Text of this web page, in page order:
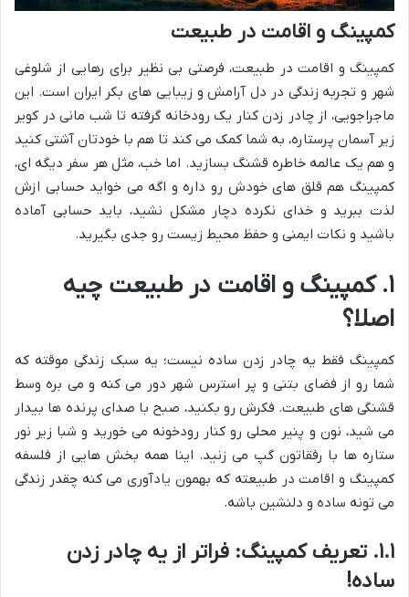
کمپینگ و اقامت در طبیعت
کمپینگ و اقامت در طبیعت، فرصتی بی نظیر برای رهایی از شلوغی
شهر و تجربه زندگی در دل آرامش و زیبایی های بکر ایران است. این
ماجراجویی، از چادر زدن کنار یک رودخانه گرفته تا شب مانی در کویر
زیر آسمان پرستاره، به شما کمک می کند تا هم با خودتان آشتی کنید
و هم یک عالمه خاطره قشنگ بسازید. اما خب، مثل هر سفر دیگه ای،
کمپینگ هم قلق های خودش رو داره و اگه می خواید حسابی ازش
لذت ببرید و خدای نکرده دچار مشکل نشید، باید حسابی آماده
باشید و نکات ایمنی و حفظ محیط زیست رو جدی بگیرید.
۱. کمپینگ و اقامت در طبیعت چیه
اصلا؟
کمپینگ فقط یه چادر زدن ساده نیست؛ یه سبک زندگی موقته که
شما رو از فضای بتنی و پر استرس شهر دور می کنه و می بره وسط
قشنگی های طبیعت. فکرش رو بکنید، صبح با صدای پرنده ها بیدار
می شید، نون و پنیر محلی رو کنار رودخونه می خورید و شبا زیر نور
ستاره ها با رفقاتون گپ می زنید. اینا همه بخش هایی از فلسفه
کمپینگ و اقامت در طبیعته که بهمون یادآوری می کنه چقدر زندگی
می تونه ساده و دلنشین باشه.
۱.۱. تعریف کمپینگ: فراتر از یه چادر زدن
ساده!